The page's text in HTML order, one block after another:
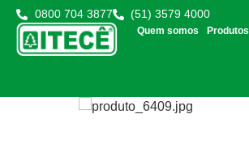
0800 704 3877 (51) 3579 4000
Quem somos Produtos